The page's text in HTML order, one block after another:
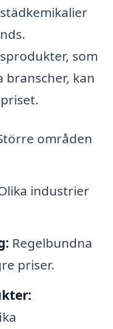
som
branscher, kan
områden
industrier
Regelbundna
priser.